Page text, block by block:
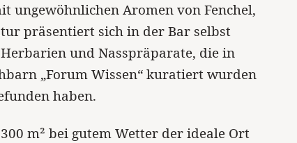
ungewöhnlichen Aromen von Fenchel,
präsentiert sich in der Bar selbst
und Nasspräparate, die in
„Forum Wissen“ kuratiert wurden
haben.
m² bei gutem Wetter der ideale Ort